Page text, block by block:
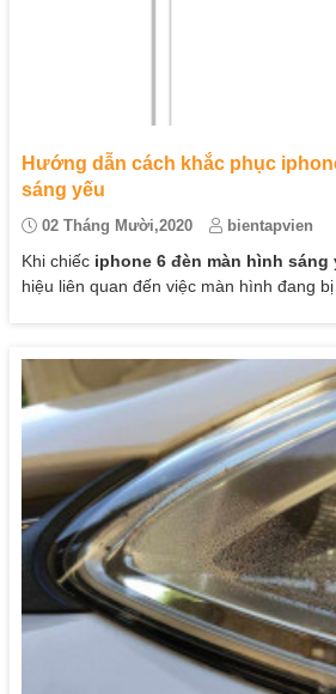
Hướng dẫn cách khắc phục
sáng yếu
02 Tháng Mười,2020 bientapvien
Khi chiếc iphone 6 đèn màn hình sáng
hiệu liên quan đến việc màn hình đang